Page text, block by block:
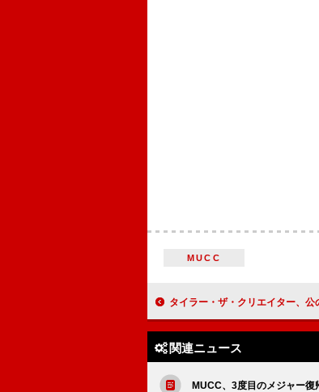
MUCC
タイラー・ザ・クリエイター、公の場で“変な質問”をする
関連ニュース
MUCC、3度目のメジャー